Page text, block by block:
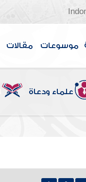
موسوعات مقالات
علماء ودعاة